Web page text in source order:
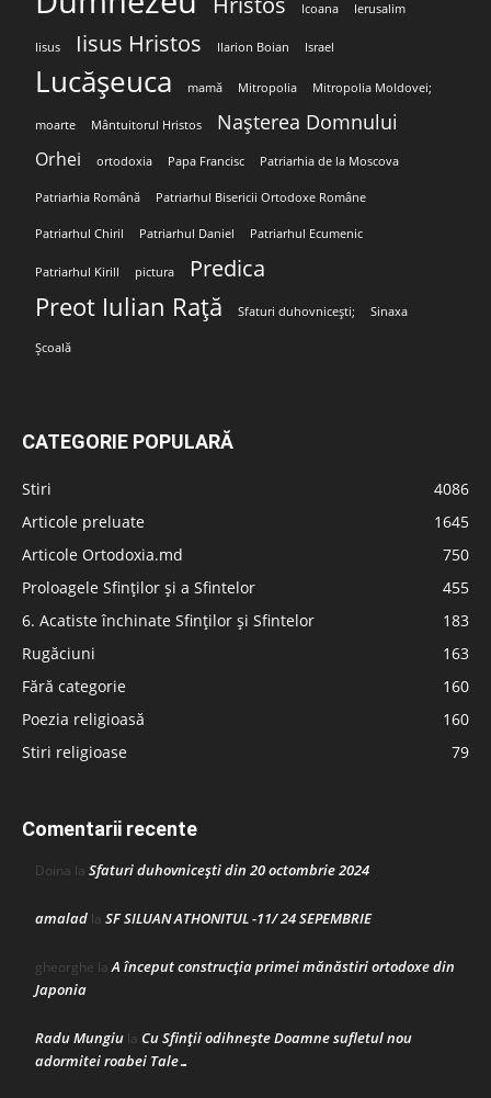
Icoana Ierusalim
Iisus Iisus Hristos Ilarion Boian Israel
Lucășeuca mamă Mitropolia Mitropolia Moldovei;
moarte Mântuitorul Hristos Nașterea Domnului
Orhei ortodoxia Papa Francisc Patriarhia de la Moscova
Patriarhia Română Patriarhul Bisericii Ortodoxe Române
Patriarhul Chiril Patriarhul Daniel Patriarhul Ecumenic
Patriarhul Kirill pictura Predica
Preot Iulian Rață Sfaturi duhovnicești; Sinaxa
Școală
CATEGORIE POPULARĂ
Stiri
4086
Articole preluate
1645
Articole Ortodoxia.md
750
Proloagele Sfinților și a Sfintelor
455
6. Acatiste închinate Sfinților și Sfintelor
183
Rugăciuni
163
Fără categorie
160
Poezia religioasă
160
Stiri religioase
79
Comentarii recente
Doina la Sfaturi duhovnicești din 20 octombrie 2024
amalad la SF SILUAN ATHONITUL -11/ 24 SEPEMBRIE
gheorghe laA început construcţia primei mănăstiri ortodoxe din
Japonia
Radu Mungiu la Cu Sfinții odihnește Doamne sufletul nou
adormitei roabei Tale…